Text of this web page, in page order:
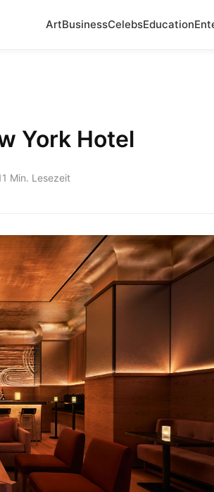
ArtBusinessCelebsEducation
York Hotel
Min. Lesezeit